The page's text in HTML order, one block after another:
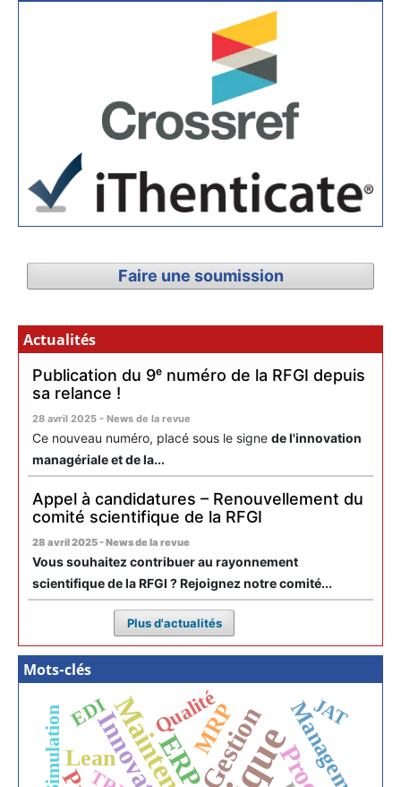
Faire une soumission
Actualités
Publication du 9ᵉ numéro de la RFGI depuis
sa relance !
28 avril 2025 - News de la revue
Ce nouveau numéro, placé sous le signe de l'innovation
managériale et de la...
Appel à candidatures – Renouvellement du
comité scientifique de la RFGI
28 avril 2025 - News de la revue
Vous souhaitez contribuer au rayonnement
scientifique de la RFGI ? Rejoignez notre comité...
Plus d'actualités
Mots-clés
Gestion
ERP
MRP Management
Lean
Qualité
Simulation EDI JAT